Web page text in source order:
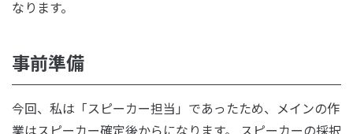
なります。
事前準備
今回、私は「スピーカー担当」であったため、メインの作